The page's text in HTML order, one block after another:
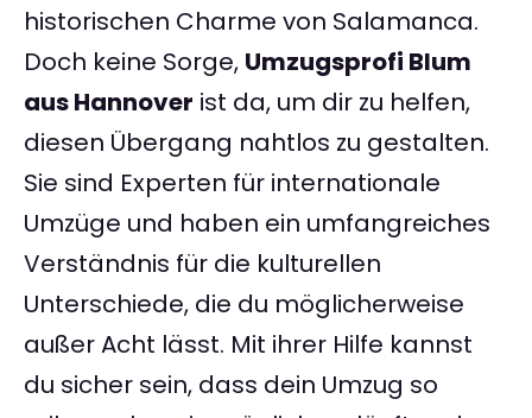
historischen Charme von Salamanca.
Doch keine Sorge, Umzugsprofi Blum
aus Hannover ist da, um dir zu helfen,
diesen Übergang nahtlos zu gestalten.
Sie sind Experten für internationale
Umzüge und haben ein umfangreiches
Verständnis für die kulturellen
Unterschiede, die du möglicherweise
außer Acht lässt. Mit ihrer Hilfe kannst
du sicher sein, dass dein Umzug so